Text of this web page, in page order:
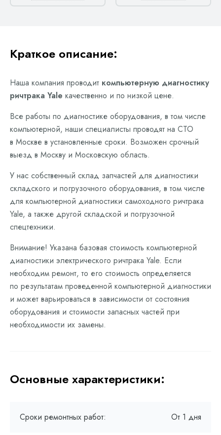
Краткое описание:
Наша компания проводит компьютерную диагностику
ричтрака Yale качественно и по низкой цене.
Все работы по диагностике оборудования, в том числе
компьютерной, наши специалисты проводят на СТО
в Москве в установленные сроки. Возможен срочный
выезд в Москву и Московскую область.
У нас собственный склад запчастей для диагностики
складского и погрузочного оборудования, в том числе
для компьютерной диагностики самоходного ричтрака
Yale, а также другой складской и погрузочной
спецтехники.
Внимание! Указана базовая стоимость компьютерной
диагностики электрического ричтрака Yale. Если
необходим ремонт, то его стоимость определяется
по результатам проведенной компьютерной диагностики
и может варьироваться в зависимости от состояния
оборудования и стоимости запасных частей при
необходимости их замены.
Основные характеристики:
Сроки ремонтных работ: От 1 дня